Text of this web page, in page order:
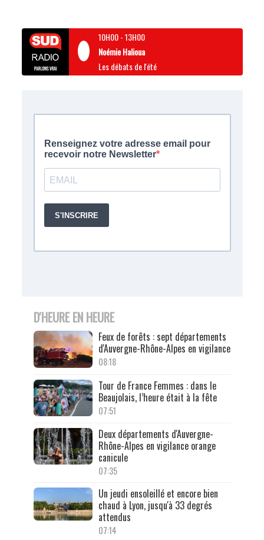
10H00-13H00
Noémie Halioua
Les débats de l'été
D'HEURE EN HEURE
Feux de forêts : sept départements
d'Auvergne-Rhône-Alpes en vigilance
08:18
Tour de France Femmes : dans le
Beaujolais, l’heure était à la fête
07:51
Deux départements d'Auvergne-
Rhône-Alpes en vigilance orange
canicule
07:35
Un jeudi ensoleillé et encore bien
chaud à Lyon, jusqu'à 33 degrés
attendus
07:14